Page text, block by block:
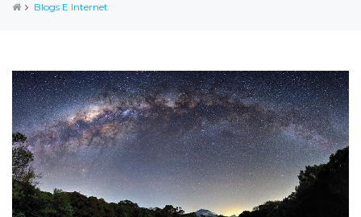
Blogs E Internet